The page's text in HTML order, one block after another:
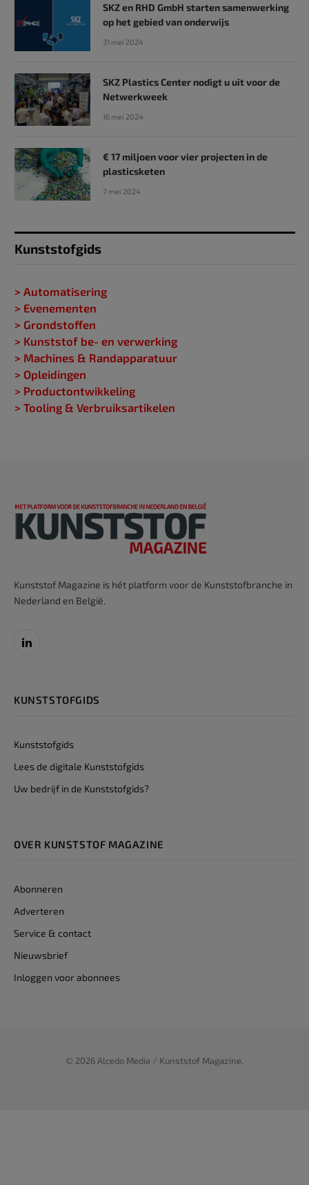
SKZ en RHD GmbH starten samenwerking
op het gebied van onderwijs
31 mei 2024
SKZ Plastics Center nodigt u uit voor de
Netwerkweek
16 mei 2024
€ 17 miljoen voor vier projecten in de
plasticsketen
7 mei 2024
Kunststofgids
> Automatisering
> Evenementen
> Grondstoffen
> Kunststof be- en verwerking
> Machines & Randapparatuur
> Opleidingen
> Productontwikkeling
> Tooling & Verbruiksartikelen
Kunststof Magazine is hét platform voor de Kunststofbranche in
Nederland en België.
LinkedIn
KUNSTSTOFGIDS
Kunststofgids
Lees de digitale Kunststofgids
Uw bedrijf in de Kunststofgids?
OVER KUNSTSTOF MAGAZINE
Abonneren
Adverteren
Service & contact
Nieuwsbrief
Inloggen voor abonnees
© 2026 Alcedo Media / Kunststof Magazine.